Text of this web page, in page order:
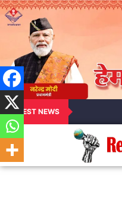
LATEST NEWS